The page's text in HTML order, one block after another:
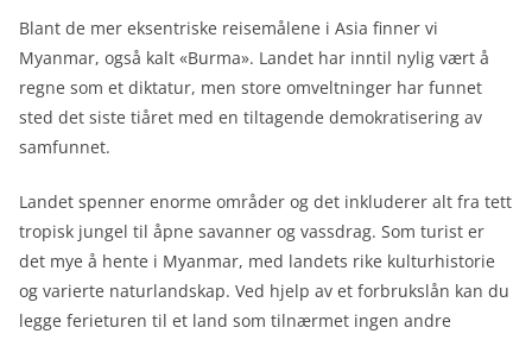
Blant de mer eksentriske reisemålene i Asia finner vi
Myanmar, også kalt «Burma». Landet har inntil nylig vært å
regne som et diktatur, men store omveltninger har funnet
sted det siste tiåret med en tiltagende demokratisering av
samfunnet.
Landet spenner enorme områder og det inkluderer alt fra tett
tropisk jungel til åpne savanner og vassdrag. Som turist er
det mye å hente i Myanmar, med landets rike kulturhistorie
og varierte naturlandskap. Ved hjelp av et forbrukslån kan du
legge ferieturen til et land som tilnærmet ingen andre